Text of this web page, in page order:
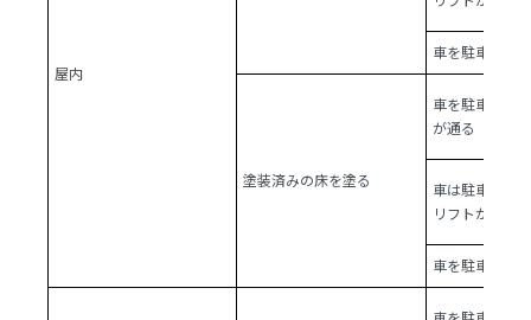
屋内
車を駐車せず
塗装済みの床を塗る
車を駐車しフ
が通る
車は駐車しな
リフトが通る
車を駐車せず